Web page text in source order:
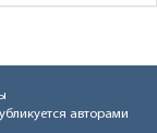
авторами